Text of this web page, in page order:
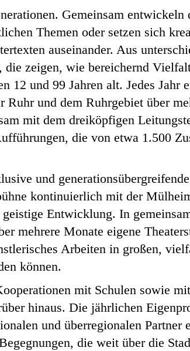
Gemeinsam
Themen oder setzen sich
auseinander. Aus
die zeigen, wie bereichernd
12 und 99 Jahren alt. Jedes Jahr
und dem Ruhrgebiet über
mit dem dreiköpfigen
die von etwa 1.500
und
kontinuierlich mit der
Entwicklung. In
mehrere Monate eigene
Arbeiten in großen,
können.
mit Schulen sowie mit
hinaus. Die jährlichen
und überregionalen Partner
die weit über die